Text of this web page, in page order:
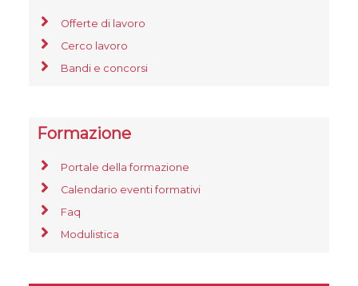
Offerte di lavoro
Cerco lavoro
Bandi e concorsi
Formazione
Portale della formazione
Calendario eventi formativi
Faq
Modulistica